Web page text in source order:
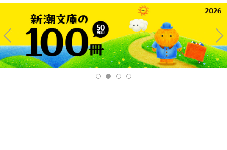
Pre
v
Ne
xt